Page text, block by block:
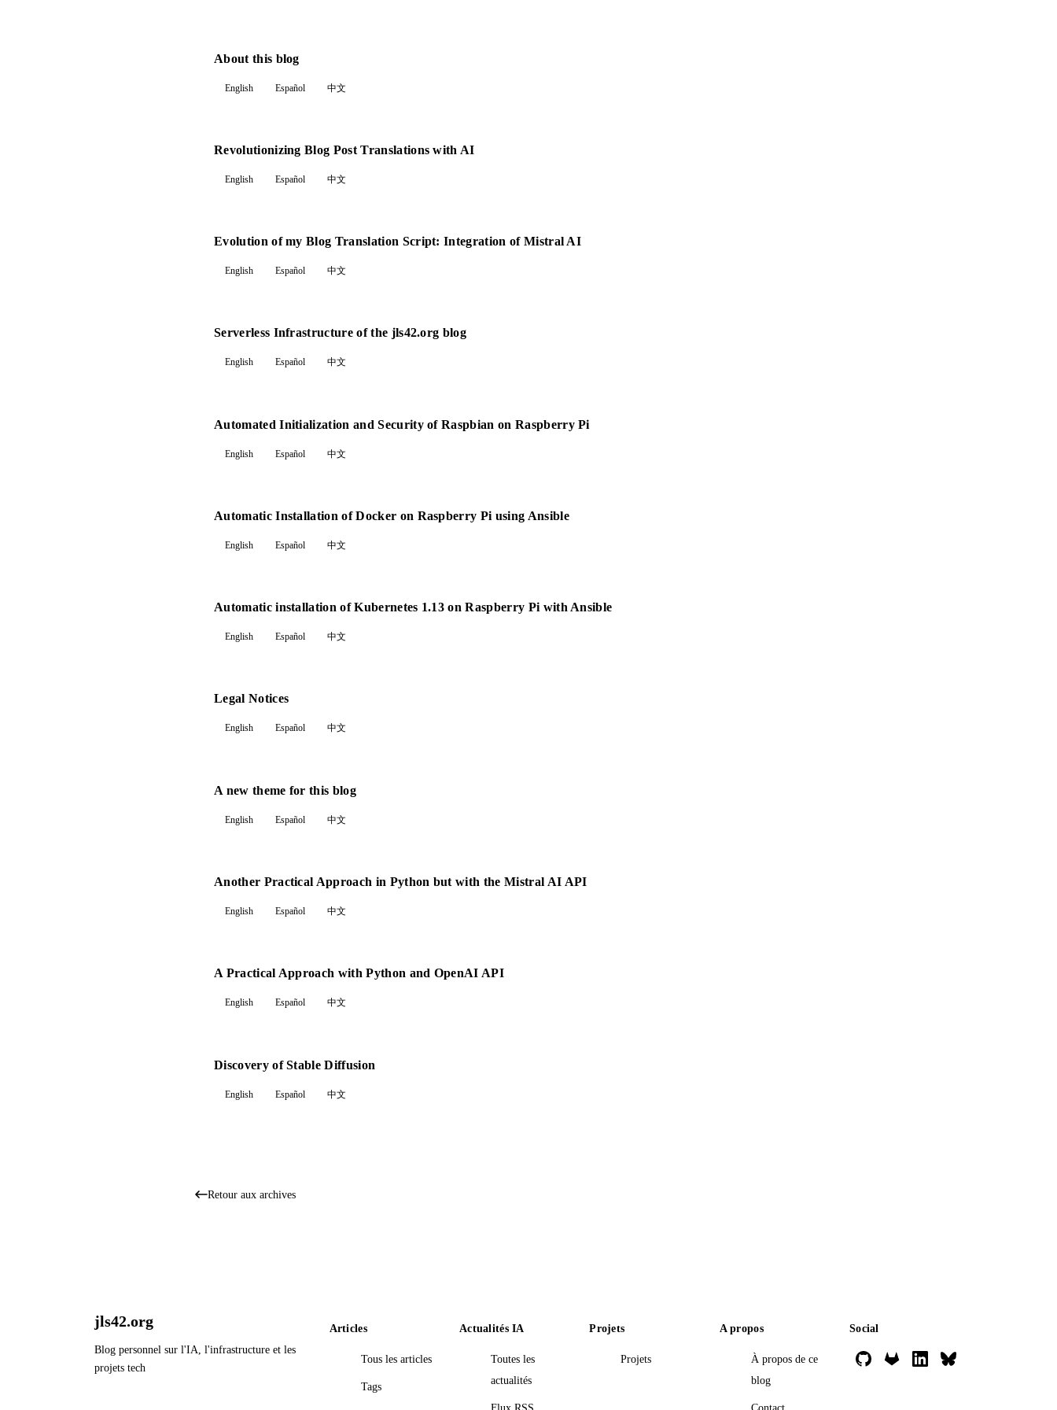
About this blog
English Español 中文
Revolutionizing Blog Post Translations with AI
English Español 中文
Evolution of my Blog Translation Script: Integration of Mistral AI
English Español 中文
Serverless Infrastructure of the jls42.org blog
English Español 中文
Automated Initialization and Security of Raspbian on Raspberry Pi
English Español 中文
Automatic Installation of Docker on Raspberry Pi using Ansible
English Español 中文
Automatic installation of Kubernetes 1.13 on Raspberry Pi with Ansible
English Español 中文
Legal Notices
English Español 中文
A new theme for this blog
English Español 中文
Another Practical Approach in Python but with the Mistral AI API
English Español 中文
A Practical Approach with Python and OpenAI API
English Español 中文
Discovery of Stable Diffusion
English Español 中文
Retour aux archives
jls42.org
Blog personnel sur l'IA, l'infrastructure et les
projets tech
Articles
Tous les articles
Tags
Actualités IA
Toutes les
actualités
Projets
Projets
A propos
À propos de ce
blog
Social